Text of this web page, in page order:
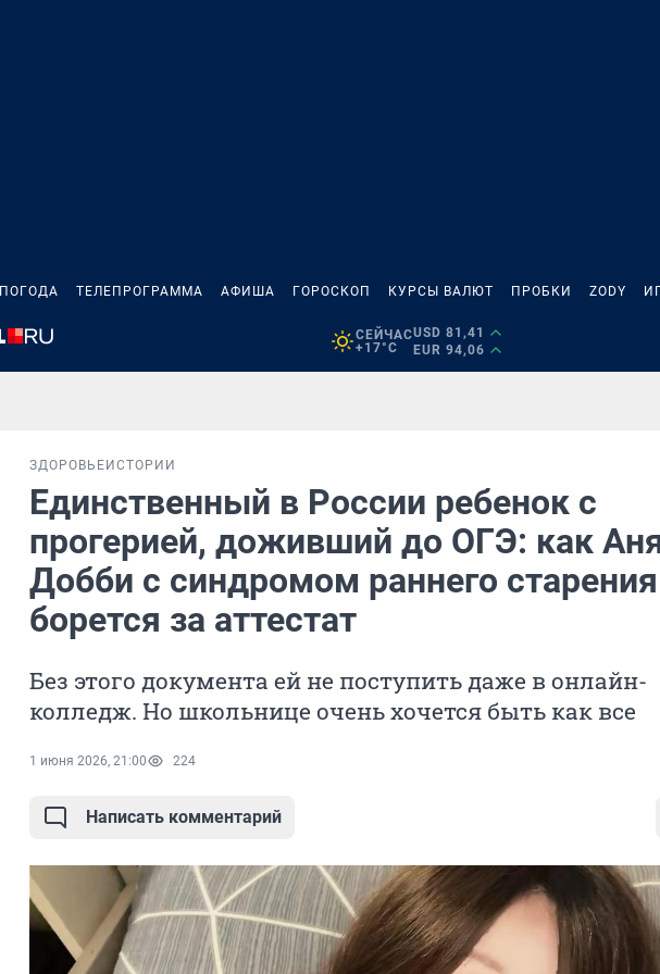
ПОГОДА ТЕЛЕПРОГРАММА АФИША ГОРОСКОП КУРСЫ ВАЛЮТ ПРОБКИ ZODY
СЕЙЧАС
+17°C
USD 81,41
EUR 94,06
ЗДОРОВЬЕ ИСТОРИИ
Единственный в России ребенок с
прогерией, доживший до ОГЭ: как
Добби с синдромом раннего старения
борется за аттестат
Без этого документа ей не поступить даже в онлайн-
колледж. Но школьнице очень хочется быть как все
1 июня 2026, 21:00 224
Написать комментарий